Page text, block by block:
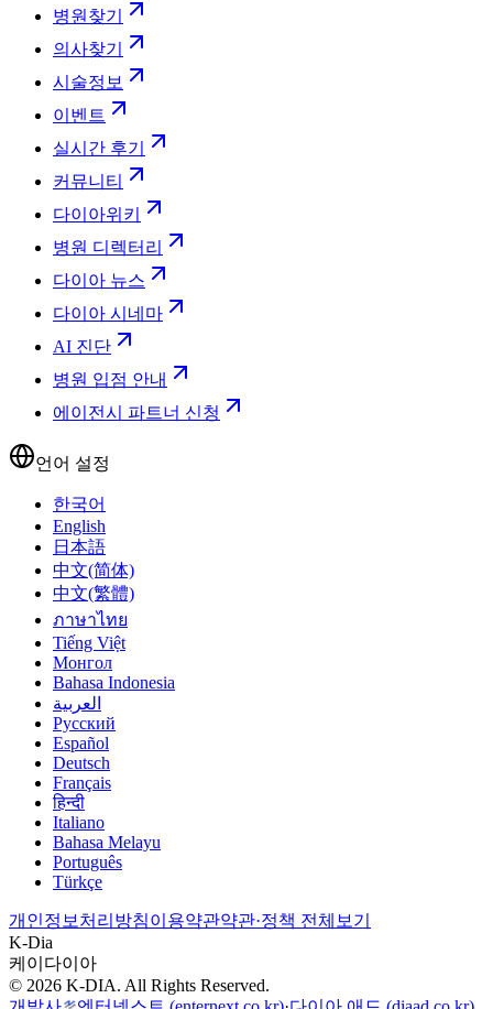
병원찾기
의사찾기
시술정보
이벤트
실시간 후기
커뮤니티
다이아위키
병원 디렉터리
다이아 뉴스
다이아 시네마
AI 진단
병원 입점 안내
에이전시 파트너 신청
언어 설정
한국어
English
日本語
中文(简体)
中文(繁體)
ภาษาไทย
Tiếng Việt
Монгол
Bahasa Indonesia
العربية
Русский
Español
Deutsch
Français
हिन्दी
Italiano
Bahasa Melayu
Português
Türkçe
개인정보처리방침이용약관약관·정책 전체보기
K-Dia
케이다이아
© 2026 K-DIA. All Rights Reserved.